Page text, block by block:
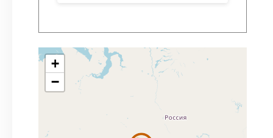
+
−